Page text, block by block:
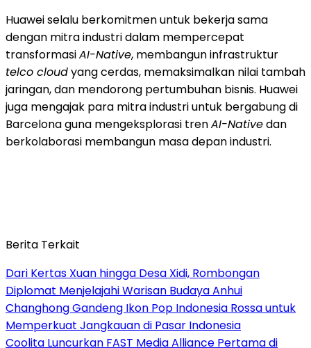
Huawei selalu berkomitmen untuk bekerja sama
dengan mitra industri dalam mempercepat
transformasiAI-Native, membangun infrastruktur
telco cloudyang cerdas, memaksimalkan nilai tambah
jaringan, dan mendorong pertumbuhan bisnis. Huawei
juga mengajak para mitra industri untuk bergabung di
Barcelona guna mengeksplorasi trenAI-Nativedan
berkolaborasi membangun masa depan industri.
Berita Terkait
Dari Kertas Xuan hingga Desa Xidi, Rombongan
Diplomat Menjelajahi Warisan Budaya Anhui
Changhong Gandeng Ikon Pop Indonesia Rossa untuk
Memperkuat Jangkauan di Pasar Indonesia
Coolita Luncurkan FAST Media Alliance Pertama di